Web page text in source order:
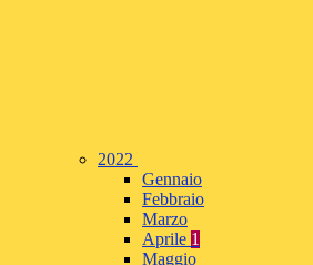
2022
Gennaio
Febbraio
Marzo
Aprile 1
Maggio